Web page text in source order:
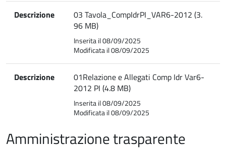
Descrizione
03 Tavola_CompIdrPI_VAR6-2012 (3.
96 MB)
Inserita il 08/09/2025
Modificata il 08/09/2025
Descrizione
01Relazione e Allegati Comp Idr Var6-
2012 PI (4.8 MB)
Inserita il 08/09/2025
Modificata il 08/09/2025
Amministrazione trasparente